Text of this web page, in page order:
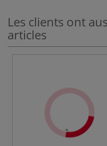
Les clients ont
articles